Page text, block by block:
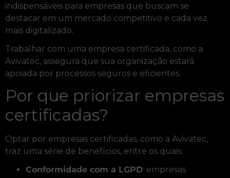
indispensáveis para empresas que buscam se
destacar em um mercado competitivo e cada vez
mais digitalizado.
Trabalhar com uma empresa certificada, como a
Avivatec, assegura que sua organização estará
apoiada por processos seguros e eficientes.
Por que priorizar empresas
certificadas?
Optar por empresas certificadas, como a Avivatec,
traz uma série de benefícios, entre os quais:
Conformidade com a LGPD: empresas